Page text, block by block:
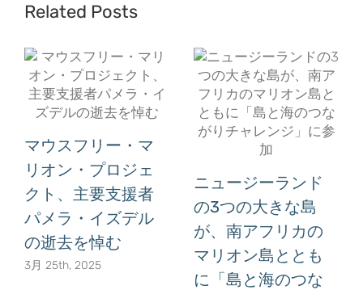
Related Posts
マウスフリー・マ
リオン・プロジェ
クト、主要支援者
パメラ・イズデル
の逝去を悼む
3月 25th, 2025
ニュージーランド
の3つの大きな島
が、南アフリカの
マリオン島ととも
に「島と海のつな